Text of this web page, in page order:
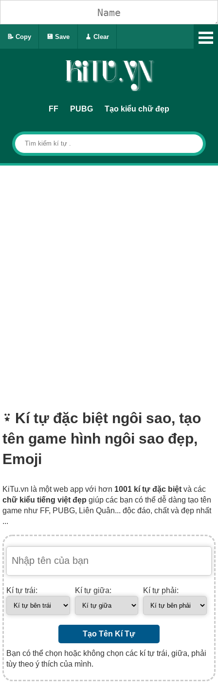
FF PUBG Tạo kiểu chữ đẹp
⍣ Kí tự đặc biệt ngôi sao, tạo
tên game hình ngôi sao đẹp,
Emoji
KiTu.vn là một web app với hơn 1001 kí tự đặc biệt và các
chữ kiểu tiếng việt đẹp giúp các bạn có thể dễ dàng tạo tên
game như FF, PUBG, Liên Quân... độc đáo, chất và đẹp nhất
...
Kí tự trái: Kí tự giữa: Kí tự phải:
Tạo Tên Kí Tự
Bạn có thể chọn hoặc không chọn các kí tự trái, giữa, phải
tùy theo ý thích của mình.
📝 Copy 💾 Save 🧹 Clear